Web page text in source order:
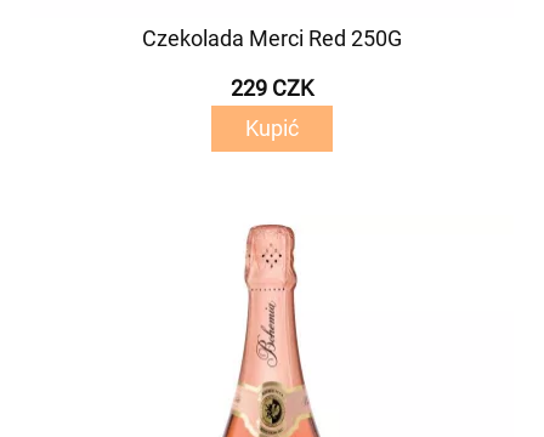
Czekolada Merci Red 250G
229 CZK
Kupić